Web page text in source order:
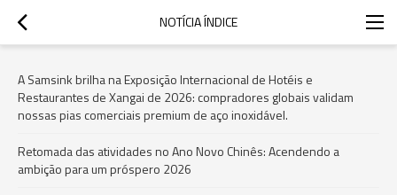
NOTÍCIA ÍNDICE
A Samsink brilha na Exposição Internacional de Hotéis e
Restaurantes de Xangai de 2026: compradores globais validam
nossas pias comerciais premium de aço inoxidável.
Retomada das atividades no Ano Novo Chinês: Acendendo a
ambição para um próspero 2026